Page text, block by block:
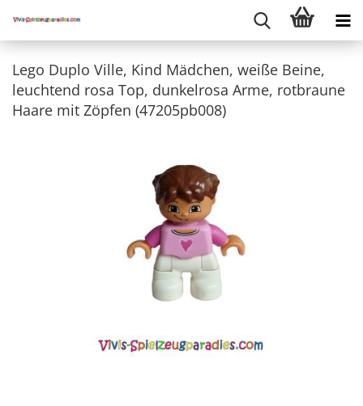
Lego Duplo Ville, Kind Mädchen, weiße Beine,
leuchtend rosa Top, dunkelrosa Arme, rotbraune
Haare mit Zöpfen (47205pb008)